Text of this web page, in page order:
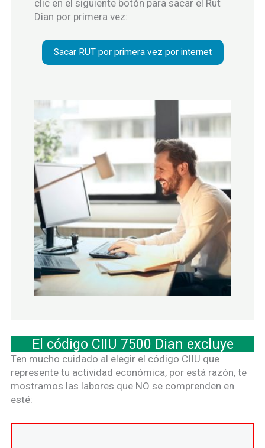
clic en el siguiente botón para sacar el Rut
Dian por primera vez:
Sacar RUT por primera vez por internet
El código CIIU 7500 Dian excluye
Ten mucho cuidado al elegir el código CIIU que
represente tu actividad económica, por está razón, te
mostramos las labores que NO se comprenden en
esté: